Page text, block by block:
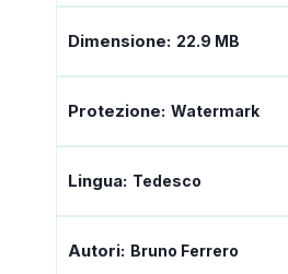
Dimensione: 22.9 MB
Protezione: Watermark
Lingua: Tedesco
Autori: Bruno Ferrero